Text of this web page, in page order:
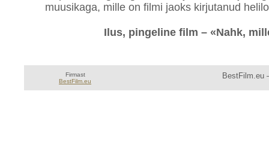
muusikaga, mille on filmi jaoks kirjutanud
Ilus, pingeline film – «Nahk,
Firmast
BestFilm.eu
BestFilm.eu